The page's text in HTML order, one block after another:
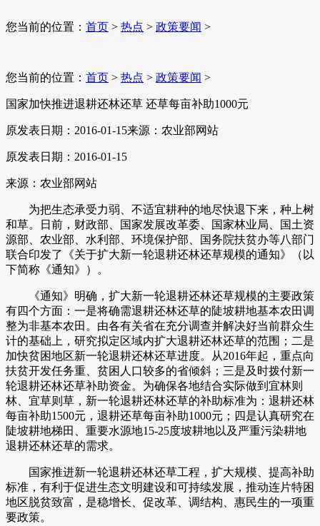
您当前的位置： 首页 > 热点 > 政策要闻 >
您当前的位置： 首页 > 热点 > 政策要闻 >
国家加快推进退耕还林还草 还草每亩补助1000元
原发表日期：2016-01-15来源：农业部网站
原发表日期：2016-01-15
来源：农业部网站
为把生态承受力弱、不适宜耕种的地尽快退下来，种上树
和草。日前，财政部、国家发展改革委、国家林业局、国土资
源部、农业部、水利部、环境保护部、国务院扶贫办等八部门
联合印发了《关于扩大新一轮退耕还林还草规模的通知》（以
下简称《通知》）。
《通知》明确，扩大新一轮退耕还林还草规模的主要政策
有四个方面：一是将确需退耕还林还草的陡坡耕地基本农田调
整为非基本农田。由各有关省在充分调查并解决好当前群众生
计的基础上，研究拟定区域内扩大退耕还林还草的范围；二是
加快贫困地区新一轮退耕还林还草进度。从2016年起，重点向
扶贫开发任务重、贫困人口较多的省倾斜；三是及时拨付新一
轮退耕还林还草补助资金。为确保各地结合实际做到宜林则
林、宜草则草，新一轮退耕还林还草的补助标准为：退耕还林
每亩补助1500元，退耕还草每亩补助1000元；四是认真研究在
陡坡耕地梯田、重要水源地15-25度坡耕地以及严重污染耕地
退耕还林还草的需求。
国家推进新一轮退耕还林还草工程，扩大规模、提高补助
标准，有利于促进生态文明建设和可持续发展，推动连片特困
地区脱贫致富，是稳增长、促改革、调结构、惠民生的一项重
要政策。